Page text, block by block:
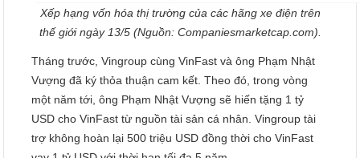
Xếp hạng vốn hóa thị trường của các hãng xe điện trên
thế giới ngày 13/5 (Nguồn: Companiesmarketcap.com).
Tháng trước, Vingroup cùng VinFast và ông Phạm Nhật
Vượng đã ký thỏa thuận cam kết. Theo đó, trong vòng
một năm tới, ông Phạm Nhật Vượng sẽ hiến tặng 1 tỷ
USD cho VinFast từ nguồn tài sản cá nhân. Vingroup tài
trợ không hoàn lại 500 triệu USD đồng thời cho VinFast